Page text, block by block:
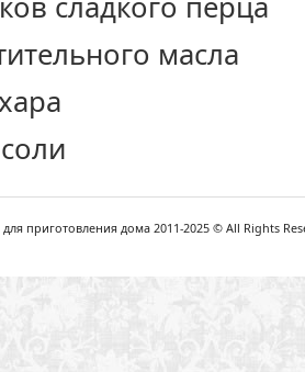
масла
приготовления дома 2011-2025 © All Rights